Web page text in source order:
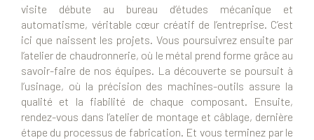
visite débute au bureau d’études mécanique et
automatisme, véritable cœur créatif de l’entreprise. C’est
ici que naissent les projets. Vous poursuivrez ensuite par
l’atelier de chaudronnerie, où le métal prend forme grâce au
savoir-faire de nos équipes. La découverte se poursuit à
l’usinage, où la précision des machines-outils assure la
qualité et la fiabilité de chaque composant. Ensuite,
rendez-vous dans l’atelier de montage et câblage, dernière
étape du processus de fabrication. Et vous terminez par le